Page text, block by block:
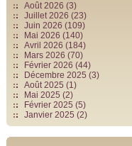
Août 2026 (3)
Juillet 2026 (23)
Juin 2026 (109)
Mai 2026 (140)
Avril 2026 (184)
Mars 2026 (70)
Février 2026 (44)
Décembre 2025 (3)
Août 2025 (1)
Mai 2025 (2)
Février 2025 (5)
Janvier 2025 (2)